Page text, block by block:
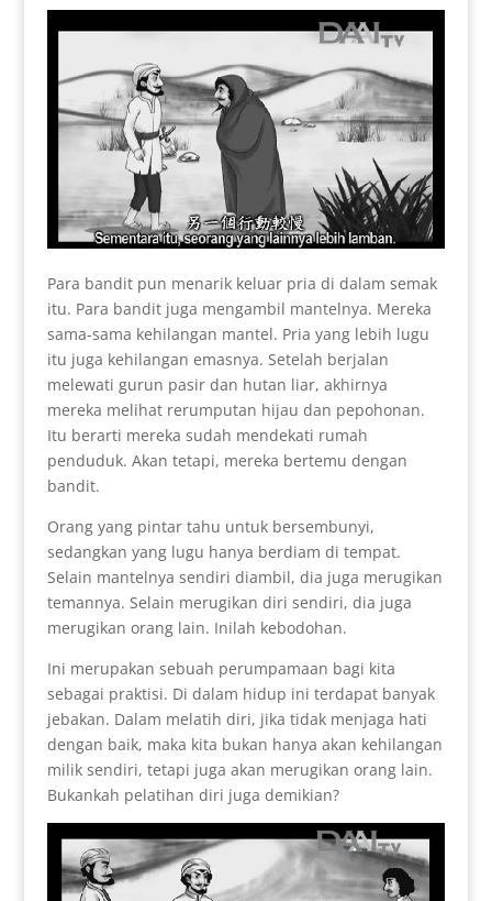
Para bandit pun menarik keluar pria di dalam semak
itu. Para bandit juga mengambil mantelnya. Mereka
sama-sama kehilangan mantel. Pria yang lebih lugu
itu juga kehilangan emasnya. Setelah berjalan
melewati gurun pasir dan hutan liar, akhirnya
mereka melihat rerumputan hijau dan pepohonan.
Itu berarti mereka sudah mendekati rumah
penduduk. Akan tetapi, mereka bertemu dengan
bandit.
Orang yang pintar tahu untuk bersembunyi,
sedangkan yang lugu hanya berdiam di tempat.
Selain mantelnya sendiri diambil, dia juga merugikan
temannya. Selain merugikan diri sendiri, dia juga
merugikan orang lain. Inilah kebodohan.
Ini merupakan sebuah perumpamaan bagi kita
sebagai praktisi. Di dalam hidup ini terdapat banyak
jebakan. Dalam melatih diri, jika tidak menjaga hati
dengan baik, maka kita bukan hanya akan kehilangan
milik sendiri, tetapi juga akan merugikan orang lain.
Bukankah pelatihan diri juga demikian?